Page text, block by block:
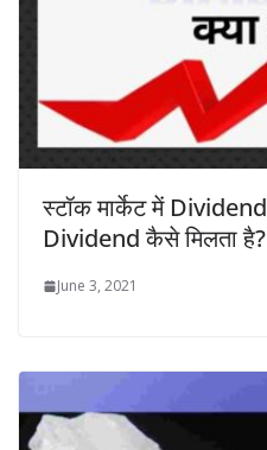
स्टॉक मार्केट में Dividend
Dividend कैसे मिलता है?
June 3, 2021